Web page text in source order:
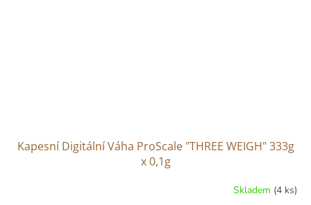
Kapesní Digitální Váha ProScale "THREE WEIGH" 333g
x 0,1g
Skladem (4 ks)